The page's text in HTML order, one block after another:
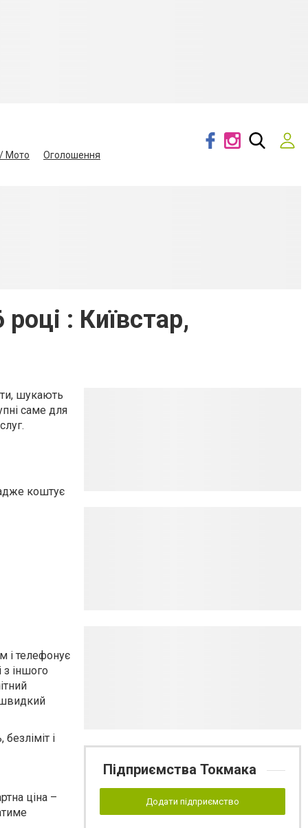
Мото Оголошення
: Київстар,
шукають
саме для
коштує
і телефонує
з іншого
швидкий
і
ціна –
Підприємства Токмака
Додати підприємство